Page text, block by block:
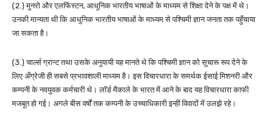
(2.) मुनरो और एलफिंस्टन, आधुनिक भारतीय भाषाओं के माध्यम से शिक्षा देने के पक्ष में थे।
उनकी मान्यता थी कि आधुनिक भारतीय भाषाओं के माध्यम से पश्चिमी ज्ञान जनता तक पहुँचाया
जा सकता है।
(3.) चार्ल्स ग्रान्ट तथा उसके अनुयायी यह मानते थे कि पश्चिमी ज्ञान को सुचारू रूप देने के
लिए अँग्रेजी ही सबसे प्रभावशाली माध्यम है। इस विचारधारा के समर्थक ईसाई मिशनरी और
कम्पनी के नवयुवक कर्मचारी थे। लॉर्ड मैकाले के भारत में आने के बाद यह विचारधारा काफी
मजबूत हो गई। अगले बीस वर्षों तक कम्पनी के उच्चाधिकारी इन्हीं विवादों में उलझे रहे।